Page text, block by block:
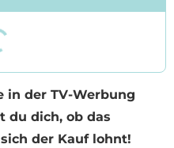
in der TV-Werbung
du dich, ob das
der Kauf lohnt!